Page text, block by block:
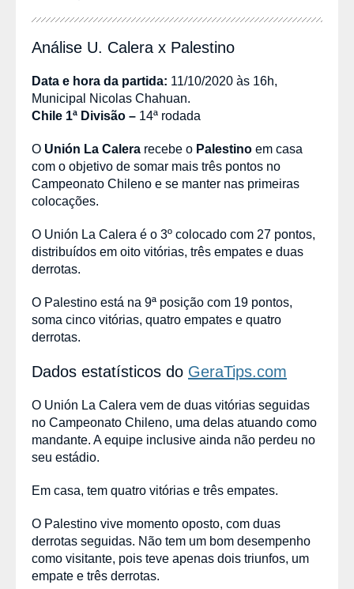
Análise U. Calera x Palestino
Data e hora da partida: 11/10/2020 às 16h,
Municipal Nicolas Chahuan.
Chile 1ª Divisão – 14ª rodada
O Unión La Calera recebe o Palestino em casa
com o objetivo de somar mais três pontos no
Campeonato Chileno e se manter nas primeiras
colocações.
O Unión La Calera é o 3º colocado com 27 pontos,
distribuídos em oito vitórias, três empates e duas
derrotas.
O Palestino está na 9ª posição com 19 pontos,
soma cinco vitórias, quatro empates e quatro
derrotas.
Dados estatísticos do GeraTips.com
O Unión La Calera vem de duas vitórias seguidas
no Campeonato Chileno, uma delas atuando como
mandante. A equipe inclusive ainda não perdeu no
seu estádio.
Em casa, tem quatro vitórias e três empates.
O Palestino vive momento oposto, com duas
derrotas seguidas. Não tem um bom desempenho
como visitante, pois teve apenas dois triunfos, um
empate e três derrotas.